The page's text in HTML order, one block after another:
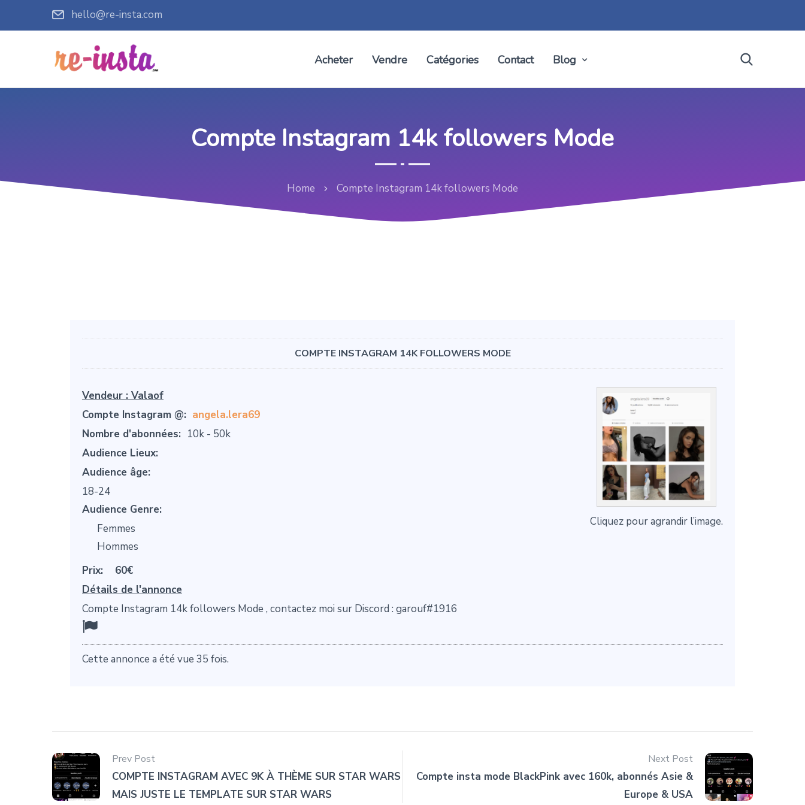
hello@re-insta.com
Acheter Vendre Catégories Contact Blog
Compte Instagram 14k followers Mode
Home Compte Instagram 14k followers Mode
COMPTE INSTAGRAM 14K FOLLOWERS MODE
Cliquez pour agrandir l’image.
Vendeur : Valaof
Compte Instagram @: angela.lera69
Nombre d'abonnées: 10k - 50k
Audience Lieux:
Audience âge:
18-24
Audience Genre:
Femmes
Hommes
Prix:
60€
Détails de l'annonce
Compte Instagram 14k followers Mode , contactez moi sur Discord : garouf#1916
Cette annonce a été vue 35 fois.
Prev Post
COMPTE INSTAGRAM AVEC 9K À THÈME SUR STAR WARS
MAIS JUSTE LE TEMPLATE SUR STAR WARS
Next Post
Compte insta mode BlackPink avec 160k, abonnés Asie &
Europe & USA